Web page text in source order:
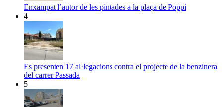
Enxampat l’autor de les pintades a la plaça de Poppi
4
Es presenten 17 al·legacions contra el projecte de la benzinera
del carrer Passada
5